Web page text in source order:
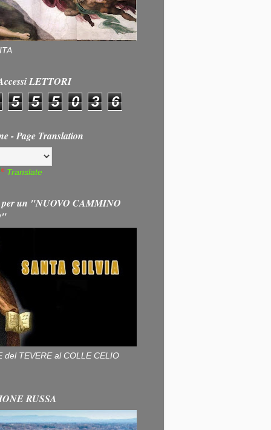
LETTORI
5 5 5 0 3 6
- Page Translation
Translate
per un "NUOVO CAMMINO
del TEVERE al COLLE CELIO
RUSSA